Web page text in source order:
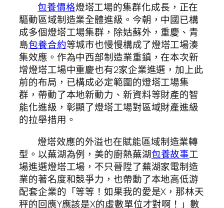
包養價格燈塔工場的集群化成長，正在
驅動區域制造業全體進級。今朝，中國已構
成多個燈塔工場集群，除姑蘇外，重慶、青
島包養合約等城市也慢慢構成了燈塔工場湊
集效應。作為中西部制造業重鎮，在本次新
增燈塔工場中重慶也有2家企業進選，加上此
前的布局，已構成必定範圍的燈塔工場集
群，帶動了本地新動力、新資料等財產的智
能化進級，彰顯了燈塔工場對區域財產進級
的拉舉措用。
燈塔效應的外溢也在賦能區域制造業轉
型。以蕪湖為例，美的廚熱蕪湖包養故事工
場進選燈塔工場，不只晉陞了蕪湖家電制造
業的著名度和競爭力，也帶動了本地高低游
配套企業的「等等！如果我的愛是X，那林天
秤的回應Y應該是X的虛數單位才對啊！」數